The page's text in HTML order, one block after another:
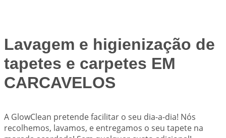
Lavagem e higienização de
tapetes e carpetes EM
CARCAVELOS
A GlowClean pretende facilitar o seu dia-a-dia! Nós
recolhemos, lavamos, e entregamos o seu tapete na